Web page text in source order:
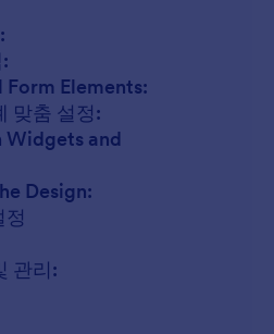
Form Elements:
맞춤 설정:
Widgets and
Design:
관리: